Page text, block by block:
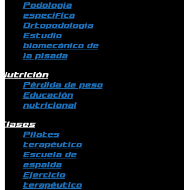
Podología
específica
Ortopodología
Estudio
biomecánico de
la pisada
Pérdida de peso
Educación
nutricional
Pilates
terapéutico
Escuela de
espalda
Ejercicio
terapéutico